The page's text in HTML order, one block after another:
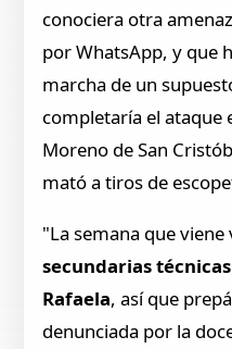
conociera otra
por WhatsApp, y que
marcha de un
completaría el ataque
Moreno de San
mató a tiros de
"La semana que viene
secundarias
Rafaela, así que
denunciada por la